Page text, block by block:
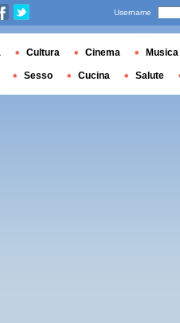
Username
Cultura Cinema Musica
Sesso Cucina Salute